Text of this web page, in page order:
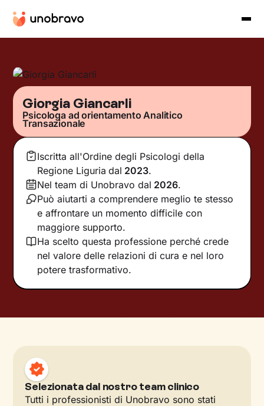
Giorgia Giancarli
Psicologa ad orientamento Analitico
Transazionale
Iscritta all'Ordine degli Psicologi della
Regione Liguria dal 2023.
Nel team di Unobravo dal 2026.
Può aiutarti a comprendere meglio te stesso
e affrontare un momento difficile con
maggiore supporto.
Ha scelto questa professione perché crede
nel valore delle relazioni di cura e nel loro
potere trasformativo.
Selezionata dal nostro team clinico
Tutti i professionisti di Unobravo sono stati